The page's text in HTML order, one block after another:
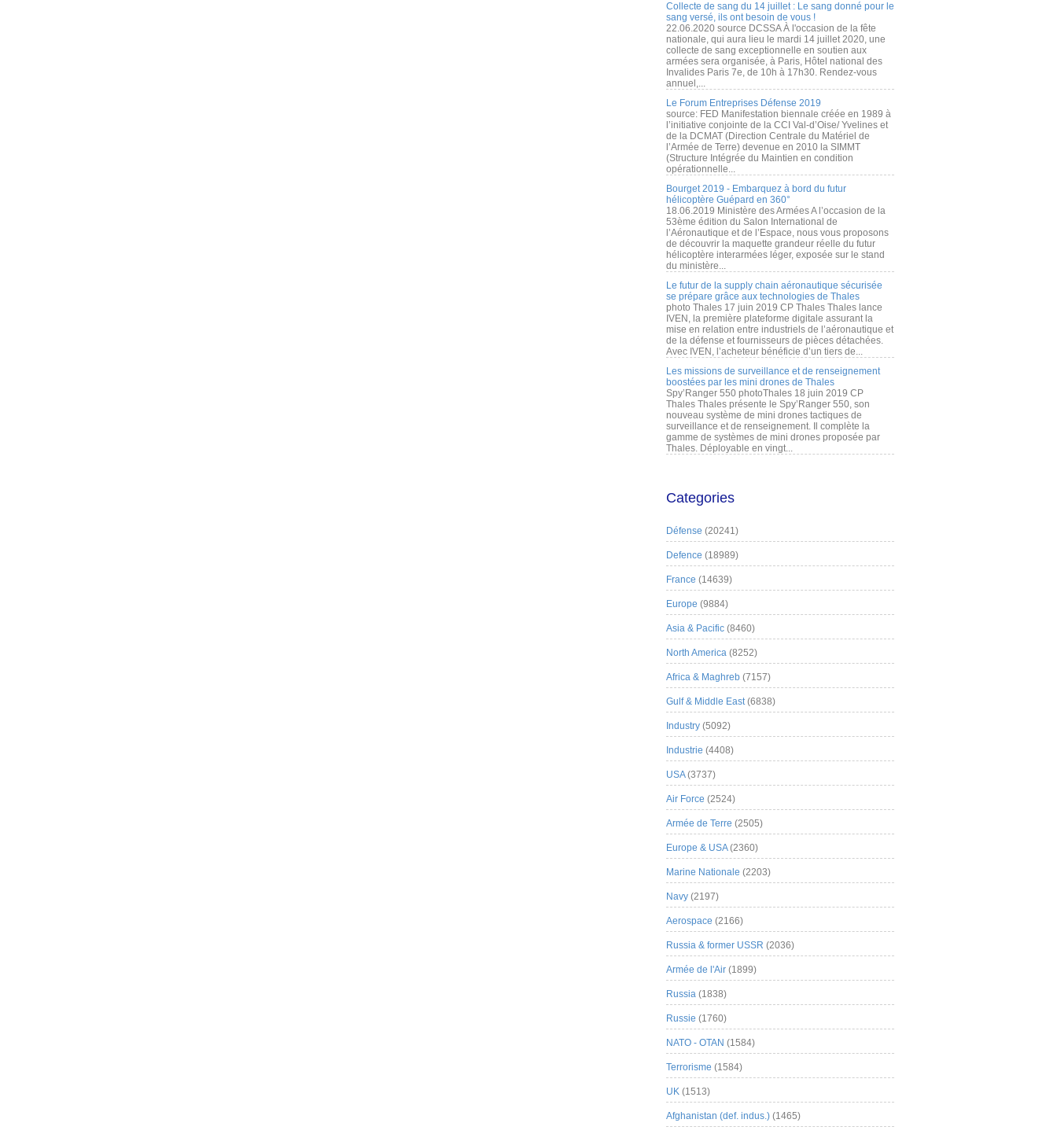
Collecte de sang du 14 juillet : Le sang donné pour le
sang versé, ils ont besoin de vous !
22.06.2020 source DCSSA À l'occasion de la fête
nationale, qui aura lieu le mardi 14 juillet 2020, une
collecte de sang exceptionnelle en soutien aux
armées sera organisée, à Paris, Hôtel national des
Invalides Paris 7e, de 10h à 17h30. Rendez-vous
annuel,...
Le Forum Entreprises Défense 2019
source: FED Manifestation biennale créée en 1989 à
l’initiative conjointe de la CCI Val-d’Oise/ Yvelines et
de la DCMAT (Direction Centrale du Matériel de
l’Armée de Terre) devenue en 2010 la SIMMT
(Structure Intégrée du Maintien en condition
opérationnelle...
Bourget 2019 - Embarquez à bord du futur
hélicoptère Guépard en 360°
18.06.2019 Ministère des Armées A l’occasion de la
53ème édition du Salon International de
l’Aéronautique et de l’Espace, nous vous proposons
de découvrir la maquette grandeur réelle du futur
hélicoptère interarmées léger, exposée sur le stand
du ministère...
Le futur de la supply chain aéronautique sécurisée
se prépare grâce aux technologies de Thales
photo Thales 17 juin 2019 CP Thales Thales lance
IVEN, la première plateforme digitale assurant la
mise en relation entre industriels de l’aéronautique et
de la défense et fournisseurs de pièces détachées.
Avec IVEN, l’acheteur bénéficie d’un tiers de...
Les missions de surveillance et de renseignement
boostées par les mini drones de Thales
Spy’Ranger 550 photoThales 18 juin 2019 CP
Thales Thales présente le Spy’Ranger 550, son
nouveau système de mini drones tactiques de
surveillance et de renseignement. Il complète la
gamme de systèmes de mini drones proposée par
Thales. Déployable en vingt...
Categories
Défense (20241)
Defence (18989)
France (14639)
Europe (9884)
Asia & Pacific (8460)
North America (8252)
Africa & Maghreb (7157)
Gulf & Middle East(6838)
Industry (5092)
Industrie (4408)
USA(3737)
Air Force (2524)
Armée de Terre (2505)
Europe & USA(2360)
Marine Nationale (2203)
Navy (2197)
Aerospace (2166)
Russia & former USSR (2036)
Armée de l'Air (1899)
Russia (1838)
Russie (1760)
NATO - OTAN (1584)
Terrorisme (1584)
UK (1513)
Afghanistan (def. indus.) (1465)